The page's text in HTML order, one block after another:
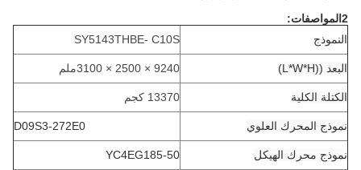
2المواصفات:
النموذج
SY5143THBE- C10S
البعد ((L*W*H) 9240 × 2500 × 3100 ملم
الكتلة الكلية 13370 كجم
نموذج المحرك العلوي D09S3-272E0
نموذج محرك الهيكل YC4EG185-50